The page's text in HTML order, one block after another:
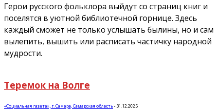
Герои русского фольклора выйдут со страниц книг и
поселятся в уютной библиотечной горнице. Здесь
каждый сможет не только услышать былины, но и сам
вылепить, вышить или расписать частичку народной
мудрости.
Теремок на Волге
«Социальная газета», г. Самара, Самарская область- 31.12.2025